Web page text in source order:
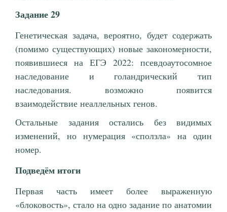
Задание 29
Генетическая задача, вероятно, будет содержать
(помимо существующих) новые закономерности,
появившиеся на ЕГЭ 2022: псевдоаутосомное
наследование и голандрический тип
наследования. возможно появится
взаимодействие неаллельных генов.
Остальные задания остались без видимых
изменений, но нумерация «сползла» на один
номер.
Подведём итоги
Первая часть имеет более выраженную
«блоковость», стало на одно задание по анатомии